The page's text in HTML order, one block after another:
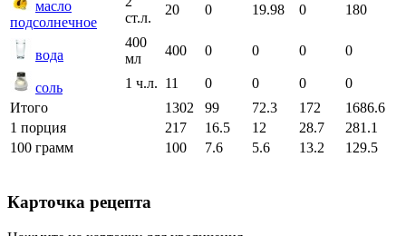
масло
подсолнечное
ст.л.
20 0 19.98 0 180
вода
400
мл
400 0 0 0 0
соль 1 ч.л. 11 0 0 0
0
Итого
1302 99 72.3 172
1686.6
1 порция
217 16.5 12 28.7
281.1
100 грамм
100 7.6 5.6 13.2 129.5
Карточка рецепта